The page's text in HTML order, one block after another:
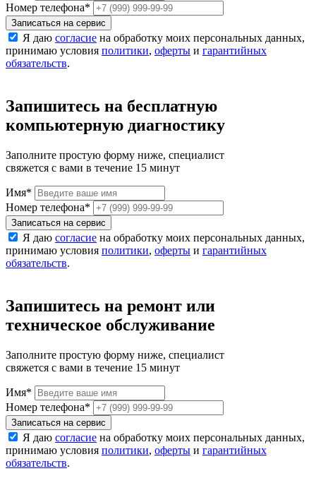
Номер телефона*
Записаться на сервис
Я даю согласие на обработку моих персональных данных,
принимаю условия политики, оферты и гарантийных
обязательств.
Запишитесь на бесплатную
компьютерную диагностику
Заполните простую форму ниже, специалист
свяжется с вами в течение 15 минут
Имя*
Номер телефона*
Записаться на сервис
Я даю согласие на обработку моих персональных данных,
принимаю условия политики, оферты и гарантийных
обязательств.
Запишитесь на ремонт или
техническое обслуживание
Заполните простую форму ниже, специалист
свяжется с вами в течение 15 минут
Имя*
Номер телефона*
Записаться на сервис
Я даю согласие на обработку моих персональных данных,
принимаю условия политики, оферты и гарантийных
обязательств.